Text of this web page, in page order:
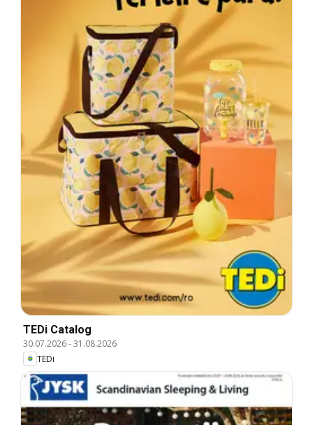
TEDi Catalog
30.07.2026-31.08.2026
TEDi